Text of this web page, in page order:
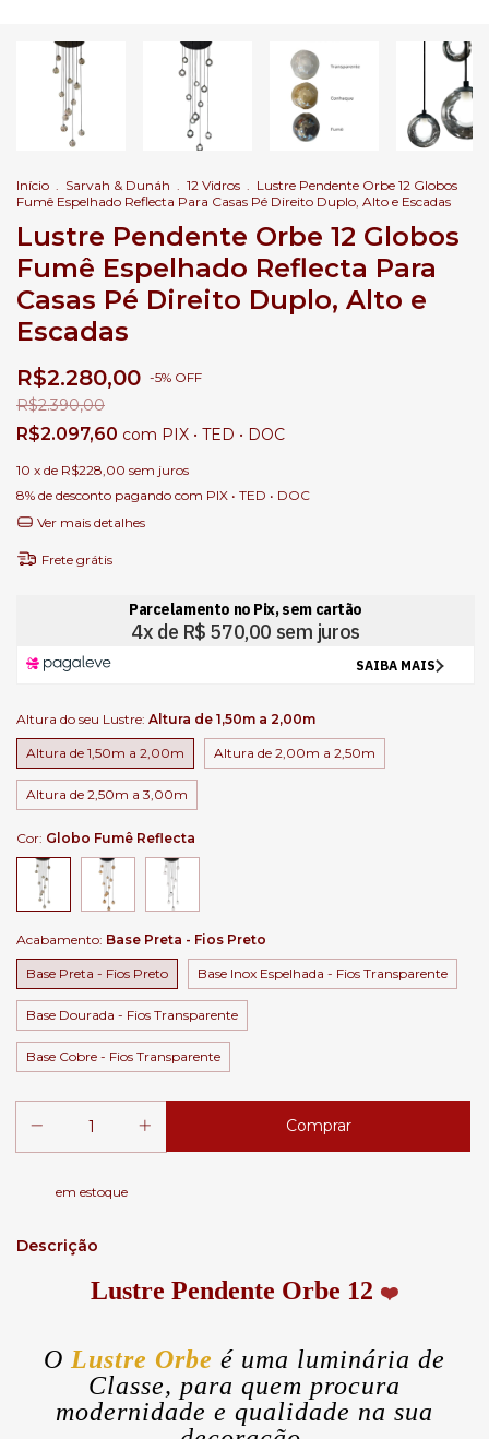
Início Sarvah & Dunáh 12 Vidros
Lustre Pendente Orbe 12 Globos
Fumê Espelhado Reflecta Para Casas Pé Direito Duplo, Alto e Escadas
Lustre Pendente Orbe 12 Globos
Fumê Espelhado Reflecta Para
Casas Pé Direito Duplo, Alto e
Escadas
R$2.280,00 -5% OFF
R$2.390,00
R$2.097,60 com PIX • TED • DOC
10 x de R$228,00 sem juros
8% de desconto pagando com PIX • TED • DOC
Ver mais detalhes
Frete grátis
Altura do seu Lustre: Altura de 1,50m a 2,00m
Altura de 1,50m a 2,00m Altura de 2,00m a 2,50m
Altura de 2,50m a 3,00m
Cor: Globo Fumê Reflecta
Acabamento: Base Preta - Fios Preto
Base Preta - Fios Preto Base Inox Espelhada - Fios Transparente
Base Dourada - Fios Transparente
Base Cobre - Fios Transparente
em estoque
Descrição
Lustre Pendente Orbe 12 ❤️
O Lustre Orbe é uma luminária de
Classe, para quem procura
modernidade e qualidade na sua